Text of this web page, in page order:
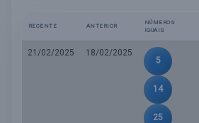
RECENTE ANTERIOR
NÚMEROS
IGUAIS
21/02/2025
18/02/2025
5
14
25